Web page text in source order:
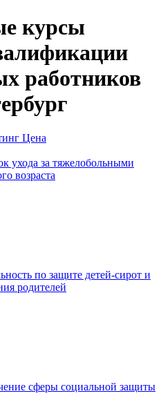
курсы
работников
Цена
ухода за тяжелобольными
возраста
по защите детей-сирот и
родителей
сферы социальной защиты